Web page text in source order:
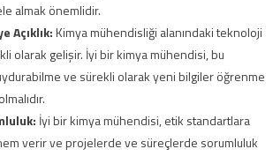
almak önemlidir.
Açıklık:Kimya mühendisliği alanındaki teknoloji
olarak gelişir. İyi bir kimya mühendisi, bu
ve sürekli olarak yeni bilgiler öğrenme
İyi bir kimya mühendisi, etik standartlara
verir ve projelerde ve süreçlerde sorumluluk